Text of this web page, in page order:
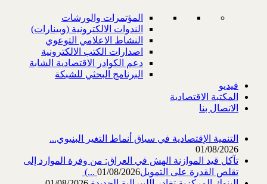
المؤتمرات والورشات
الندوات الالكترونية (وبينارات)
النشاط الاعلامي التوعوي
اصدارات الكتب الالكترونية
دعم الكوادر الاقتصادية الشابة
البرنامج البحثي للشبكة
فيديو
المكتبة الاقتصادية
الاتصال بنا
التنمية الإقتصادية في سياق أنماط التغير البنيوي...
01/08/2026
تآكل قيد الموازنة الهش في العراق: من وفرة الموارد إلى
تقلص القدرة على التمويل‎ (...01/08/2026